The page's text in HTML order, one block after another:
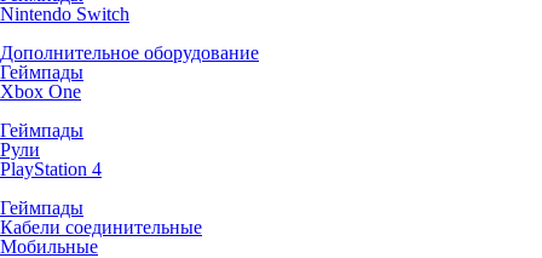
Nintendo Switch
Дополнительное оборудование
Геймпады
Xbox One
Геймпады
Рули
PlayStation 4
Геймпады
Кабели соединительные
Мобильные